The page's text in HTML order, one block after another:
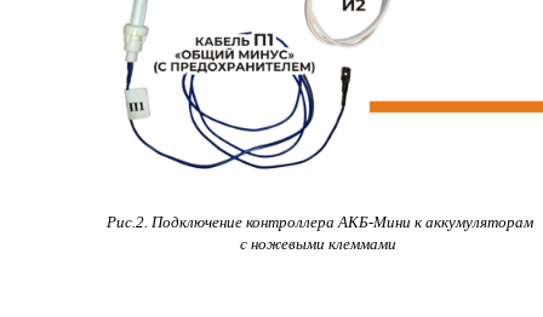
Рис.2. Подключение контроллера АКБ-Мини к аккумуляторам
с ножевыми клеммами